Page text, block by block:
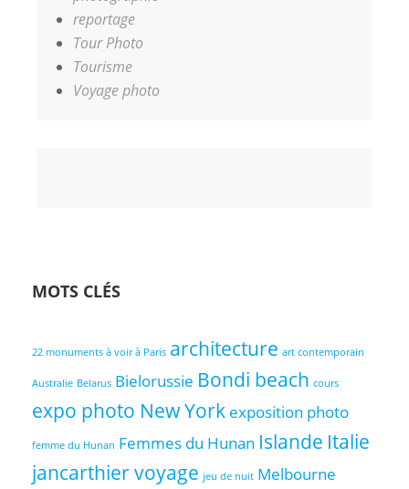
reportage
Tour Photo
Tourisme
Voyage photo
MOTS CLÉS
22 monuments à voir à Paris architecture art contemporain
Australie Belarus Bielorussie Bondi beach cours
expo photo New York exposition photo
femme du Hunan Femmes du Hunan Islande Italie
jancarthier voyage jeu de nuit Melbourne